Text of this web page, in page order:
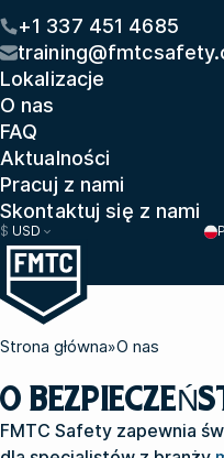
+1 337 451 4685
Lokalizacje
O nas
FAQ
Aktualności
Pracuj z nami
Skontaktuj się z nami
$ USD
Strona główna»O nas
O
FMTC Safety zapewnia